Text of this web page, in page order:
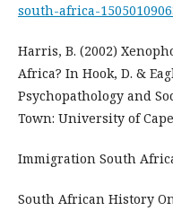
south-africa-
Harris, B. (2002)
Africa? In Hook, D. &
Psychopathology and
Town: University of
Immigration South
South African History